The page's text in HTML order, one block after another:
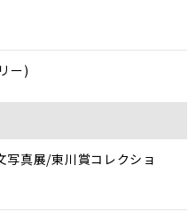
ー)
真展/東川賞コレクショ